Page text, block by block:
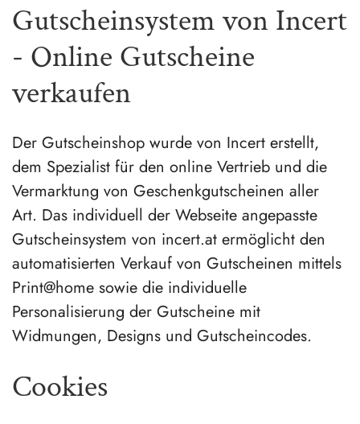
Gutscheinsystem von Incert
- Online Gutscheine
verkaufen
Der Gutscheinshop wurde von Incert erstellt,
dem Spezialist für den online Vertrieb und die
Vermarktung von Geschenkgutscheinen aller
Art. Das individuell der Webseite angepasste
Gutscheinsystem von incert.at ermöglicht den
automatisierten Verkauf von Gutscheinen mittels
Print@home sowie die individuelle
Personalisierung der Gutscheine mit
Widmungen, Designs und Gutscheincodes.
Cookies